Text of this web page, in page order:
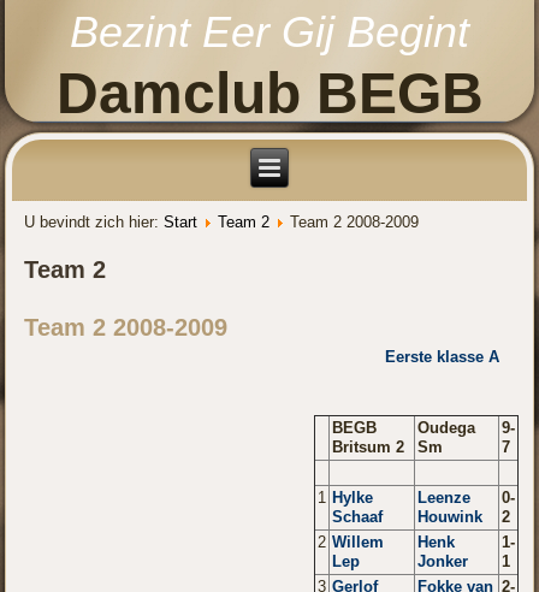
Bezint Eer Gij Begint
Damclub BEGB
U bevindt zich hier:Start Team 2 Team 2 2008-2009
Team 2
Team 2 2008-2009
Eerste klasse A
BEGB
Britsum 2
Oudega
Sm
9-
7
1 Hylke
Schaaf
Leenze
Houwink
0-
2
2 Willem
Lep
Henk
Jonker
1-
1
3 Gerlof
Fokke van 2-